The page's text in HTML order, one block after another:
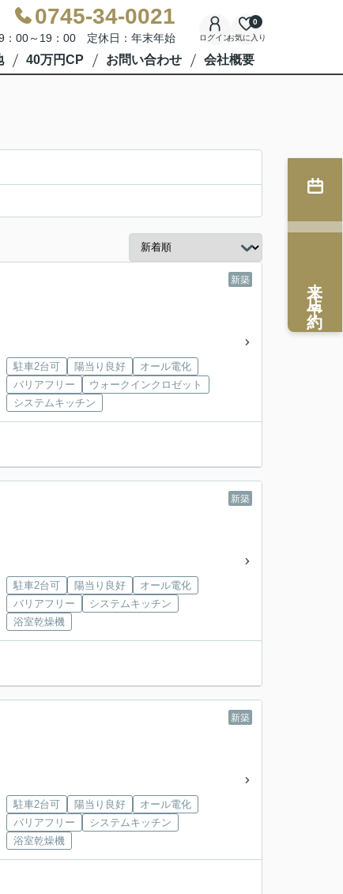
0745-34-0021
：00～19：00 定休日：年末年始 ログインお気に入り
0
40万円CP お問い合わせ 会社概要
新築
駐車2台可 陽当り良好
オール電化
バリアフリー
ウォークインクロゼット
システムキッチン
新築
駐車2台可 陽当り良好
オール電化
バリアフリー
システムキッチン
浴室乾燥機
新築
駐車2台可 陽当り良好
オール電化
バリアフリー
システムキッチン
浴室乾燥機
来店予約